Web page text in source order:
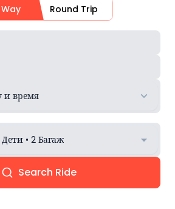
Round Trip
и время
• 2 Багаж
Search Ride